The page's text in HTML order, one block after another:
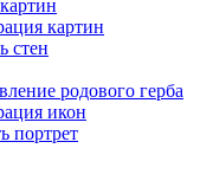
картин
стен
родового герба
икон
портрет